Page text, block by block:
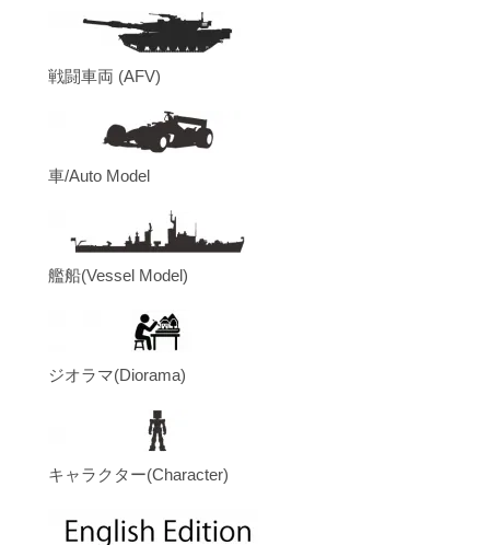
戦闘車両 (AFV)
車/Auto Model
艦船(Vessel Model)
ジオラマ(Diorama)
キャラクター(Character)